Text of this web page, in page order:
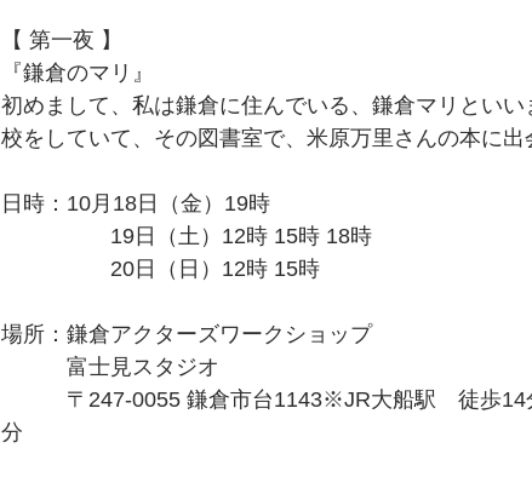
【 第一夜 】
『鎌倉のマリ』
初めまして、私は鎌倉に住んでいる、鎌倉マリとい
校をしていて、その図書室で、米原万里さんの本に出
日時：10月18日（金）19時
19日（土）12時 15時 18時
20日（日）12時 15時
場所：鎌倉アクターズワークショップ
富士見スタジオ
〒247-0055 鎌倉市台1143※JR大船駅　徒歩14
分